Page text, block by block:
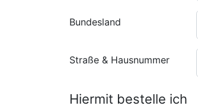
Bundesland
Straße & Hausnummer
Hiermit bestelle ich